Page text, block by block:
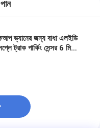
ভ্যানের জন্য বাধা এলইডি
ট্রাক পার্কিং সেন্সর 6 মি